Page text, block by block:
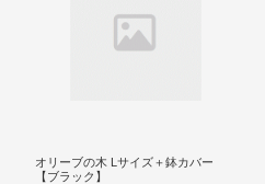
オリーブの木 Lサイズ＋鉢カバー
【ブラック】